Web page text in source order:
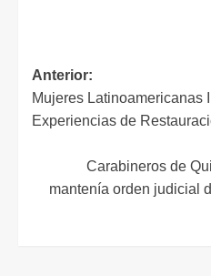
Anterior:
Mujeres Latinoamericanas
Experiencias de
Carabineros de
mantenía orden judicial